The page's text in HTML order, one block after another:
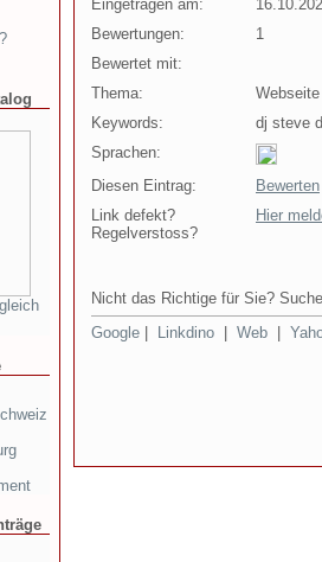
Eingetragen am:
Bewertungen:
1
Bewertet mit:
Thema:
Webseite
Keywords:
dj steve
Sprachen:
Diesen Eintrag:
Bewerten
Link defekt?
Regelverstoss?
Hier
Nicht das Richtige für Sie?
Google
Linkdino Web